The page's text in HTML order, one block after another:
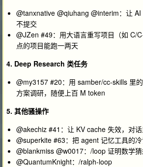
@tanxnative @qiuhang @interim：让
不提交
@JZen #49：用大语言重写项目（如 C/
点的项目能跑一两天
4. Deep Research 类任务
@my3157 #20：用 samber/cc-skills 里
方案调研，随便上百 M token
5. 其他骚操作
@akechiz #41：让 KV cache 失效，对
@superkite #63：把 agent 记忆工具的
@blankmiss @w0017：/loop 证明数学猜
@QuantumKnight：/ralph-loop